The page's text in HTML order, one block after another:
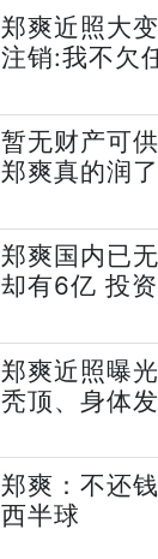
郑爽近照大
注销:我不欠
暂无财产可
郑爽真的润了
郑爽国内已
却有6亿 投
郑爽近照曝
秃顶、身体
郑爽：不还
西半球